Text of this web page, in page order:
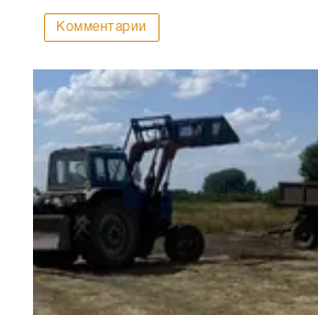
Комментарии